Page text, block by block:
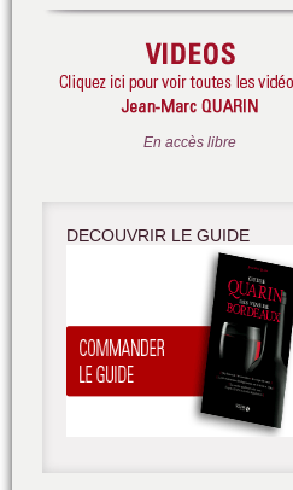
En accès libre
DECOUVRIR LE GUIDE